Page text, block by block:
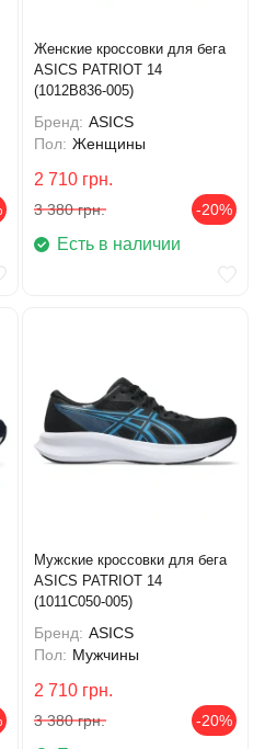
Женские кроссовки для бега
ASICS PATRIOT 14
(1012B836-005)
Бренд: ASICS
Пол: Женщины
2 710 грн.
3 380 грн. -20%
Есть в наличии
Мужские кроссовки для бега
ASICS PATRIOT 14
(1011C050-005)
Бренд: ASICS
Пол: Мужчины
2 710 грн.
3 380 грн. -20%